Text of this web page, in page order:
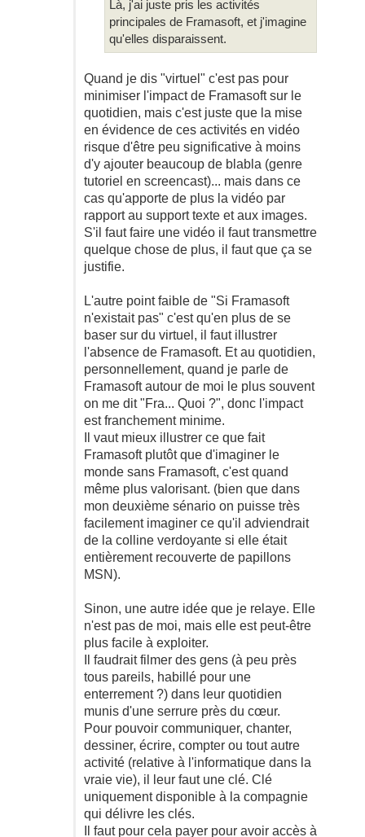
Là, j'ai juste pris les activités
principales de Framasoft, et j'imagine
qu'elles disparaissent.
Quand je dis "virtuel" c'est pas pour
minimiser l'impact de Framasoft sur le
quotidien, mais c'est juste que la mise
en évidence de ces activités en vidéo
risque d'être peu significative à moins
d'y ajouter beaucoup de blabla (genre
tutoriel en screencast)... mais dans ce
cas qu'apporte de plus la vidéo par
rapport au support texte et aux images.
S'il faut faire une vidéo il faut transmettre
quelque chose de plus, il faut que ça se
justifie.
L'autre point faible de "Si Framasoft
n'existait pas" c'est qu'en plus de se
baser sur du virtuel, il faut illustrer
l'absence de Framasoft. Et au quotidien,
personnellement, quand je parle de
Framasoft autour de moi le plus souvent
on me dit "Fra... Quoi ?", donc l'impact
est franchement minime.
Il vaut mieux illustrer ce que fait
Framasoft plutôt que d'imaginer le
monde sans Framasoft, c'est quand
même plus valorisant. (bien que dans
mon deuxième sénario on puisse très
facilement imaginer ce qu'il adviendrait
de la colline verdoyante si elle était
entièrement recouverte de papillons
MSN).
Sinon, une autre idée que je relaye. Elle
n'est pas de moi, mais elle est peut-être
plus facile à exploiter.
Il faudrait filmer des gens (à peu près
tous pareils, habillé pour une
enterrement ?) dans leur quotidien
munis d'une serrure près du cœur.
Pour pouvoir communiquer, chanter,
dessiner, écrire, compter ou tout autre
activité (relative à l'informatique dans la
vraie vie), il leur faut une clé. Clé
uniquement disponible à la compagnie
qui délivre les clés.
Il faut pour cela payer pour avoir accès à